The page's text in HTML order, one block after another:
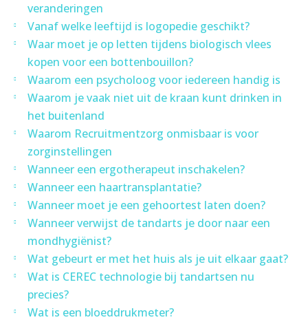
veranderingen
Vanaf welke leeftijd is logopedie geschikt?
Waar moet je op letten tijdens biologisch vlees
kopen voor een bottenbouillon?
Waarom een psycholoog voor iedereen handig is
Waarom je vaak niet uit de kraan kunt drinken in
het buitenland
Waarom Recruitmentzorg onmisbaar is voor
zorginstellingen
Wanneer een ergotherapeut inschakelen?
Wanneer een haartransplantatie?
Wanneer moet je een gehoortest laten doen?
Wanneer verwijst de tandarts je door naar een
mondhygiënist?
Wat gebeurt er met het huis als je uit elkaar gaat?
Wat is CEREC technologie bij tandartsen nu
precies?
Wat is een bloeddrukmeter?